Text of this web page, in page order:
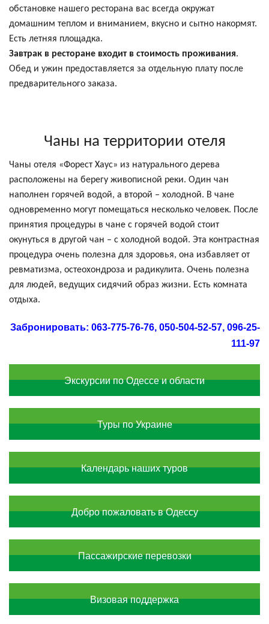
обстановке нашего ресторана вас всегда окружат
домашним теплом и вниманием, вкусно и сытно накормят.
Есть летняя площадка.
Завтрак в ресторане входит в стоимость проживания.
Обед и ужин предоставляется за отдельную плату после
предварительного заказа.
Чаны на территории отеля
Чаны отеля «Форест Хаус» из натурального дерева
расположены на берегу живописной реки. Один чан
наполнен горячей водой, а второй – холодной. В чане
одновременно могут помещаться несколько человек. После
принятия процедуры в чане с горячей водой стоит
окунуться в другой чан – с холодной водой. Эта контрастная
процедура очень полезна для здоровья, она избавляет от
ревматизма, остеохондроза и радикулита. Очень полезна
для людей, ведущих сидячий образ жизни. Есть комната
отдыха.
Забронировать: 063-775-76-76, 050-504-52-57, 096-25-
111-97
Экскурсии по Одессе и области
Туры по Украине
Календарь наших туров
Добро пожаловать в Одессу
Пассажирские перевозки
Визовая поддержка